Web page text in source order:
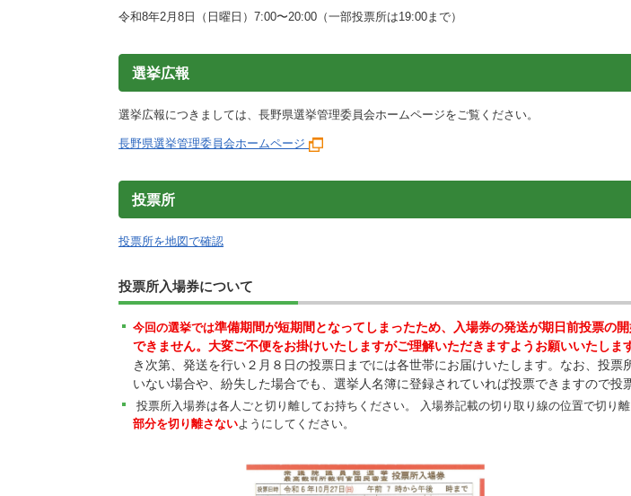
令和8年2月8日（日曜日）7:00〜20:00（一部投票所は19:00まで）
選挙広報
選挙広報につきましては、長野県選挙管理委員会ホームページをご覧ください。
長野県選挙管理委員会ホームページ
投票所
投票所を地図で確認
投票所入場券について
今回の選挙では準備期間が短期間となってしまったため、入場券の発送が期日前投票の
できません。大変ご不便をお掛けいたしますがご理解いただきますようお願いいたします
き次第、発送を行い２月８日の投票日までには各世帯にお届けいたします。なお、 投票
いない場合や、紛失した場合でも、選挙人名簿に登録されていれば投票できますので投
投票所入場券は各人ごと切り離してお持ちください。 入場券記載の切り取り線の位置で切り
部分を切り離さないようにしてください。